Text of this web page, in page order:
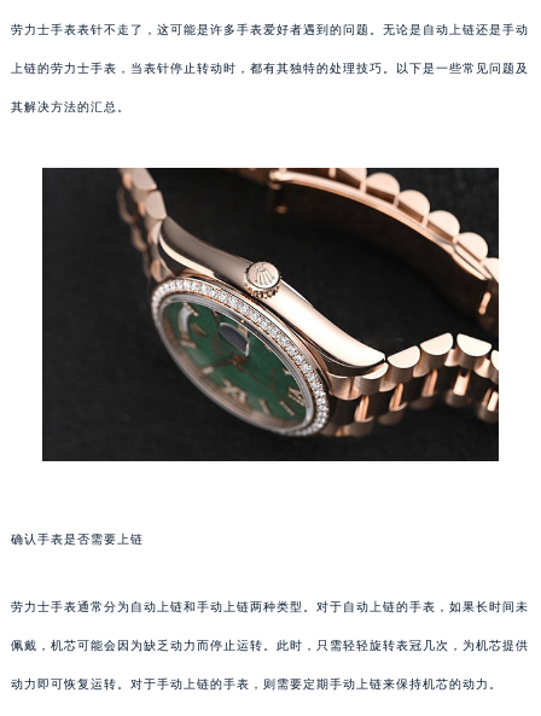
劳力士手表表针不走了，这可能是许多手表爱好者遇到的问题。无论是自动上链还是手动
上链的劳力士手表，当表针停止转动时，都有其独特的处理技巧。以下是一些常见问题及
其解决方法的汇总。
确认手表是否需要上链
劳力士手表通常分为自动上链和手动上链两种类型。对于自动上链的手表，如果长时间未
佩戴，机芯可能会因为缺乏动力而停止运转。此时，只需轻轻旋转表冠几次，为机芯提供
动力即可恢复运转。对于手动上链的手表，则需要定期手动上链来保持机芯的动力。